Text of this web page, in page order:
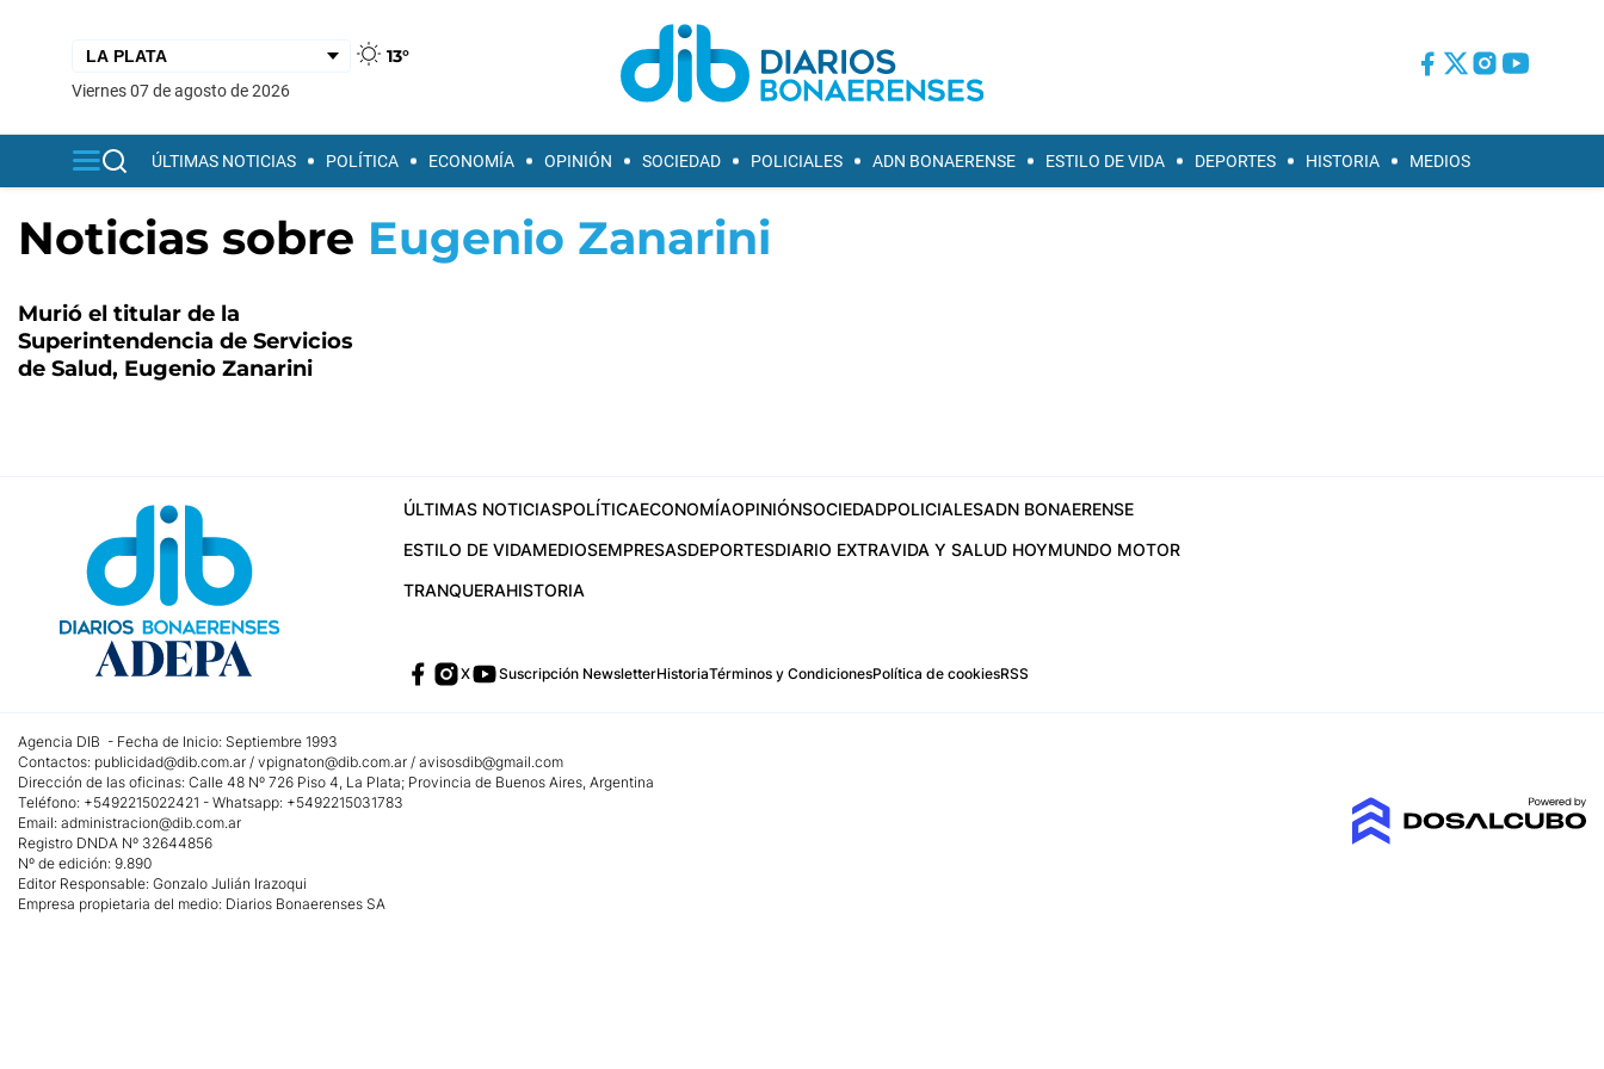
13°
viernes 07 de agosto de 2026
ÚLTIMAS NOTICIAS POLÍTICA ECONOMÍA OPINIÓN SOCIEDAD POLICIALES ADN BONAERENSE ESTILO DE VIDA DEPORTES HISTORIA MEDIOS
Noticias sobre Eugenio Zanarini
Murió el titular de la
Superintendencia de Servicios
de Salud, Eugenio Zanarini
ÚLTIMAS NOTICIASPOLÍTICAECONOMÍAOPINIÓNSOCIEDADPOLICIALESADN BONAERENSE
ESTILO DE VIDAMEDIOSEMPRESASDEPORTESDIARIO EXTRAVIDA Y SALUD HOYMUNDO MOTOR
TRANQUERAHISTORIA
X Suscripción NewsletterHistoriaTérminos y CondicionesPolítica de cookiesRSS
Agencia DIB - Fecha de Inicio: Septiembre 1993
Contactos: publicidad@dib.com.ar / vpignaton@dib.com.ar / avisosdib@gmail.com
Dirección de las oficinas: Calle 48 Nº 726 Piso 4, La Plata; Provincia de Buenos Aires, Argentina
Teléfono: +5492215022421 - Whatsapp: +5492215031783
Email: administracion@dib.com.ar
Registro DNDA Nº 32644856
Nº de edición: 9.890
Editor Responsable: Gonzalo Julián Irazoqui
Empresa propietaria del medio: Diarios Bonaerenses SA